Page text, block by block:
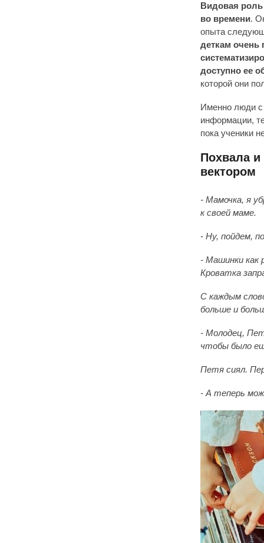
Видовая
во времени.
опыта
деткам очень
доступно ее
которой они
Именно люди с
информации,
пока ученики
Похвала
вектором
- Мамочка, я
к своей маме.
- Ну, пойдем,
- Машинки как
Кроватка
С каждым
больше и
- Молодец,
чтобы было
Петя сиял.
- А теперь